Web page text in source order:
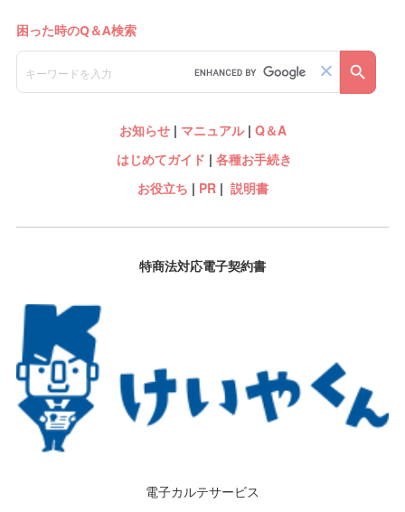
お知らせ| マニュアル| Q＆A
はじめてガイド | 各種お手続き
お役立ち | PR| 説明書
特商法対応電子契約書
電子カルテサービス